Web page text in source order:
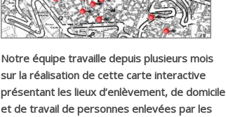
Notre équipe travaille depuis plusieurs mois
sur la réalisation de cette carte interactive
présentant les lieux d’enlèvement, de domicile
et de travail de personnes enlevées par les